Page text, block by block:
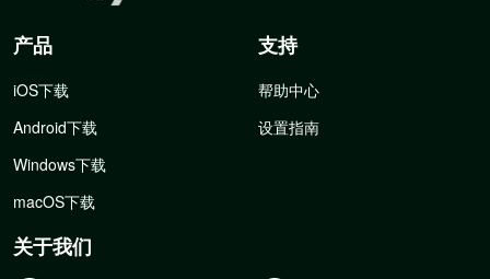
产品
iOS下载
Android下载
Windows下载
macOS下载
支持
帮助中心
设置指南
关于我们